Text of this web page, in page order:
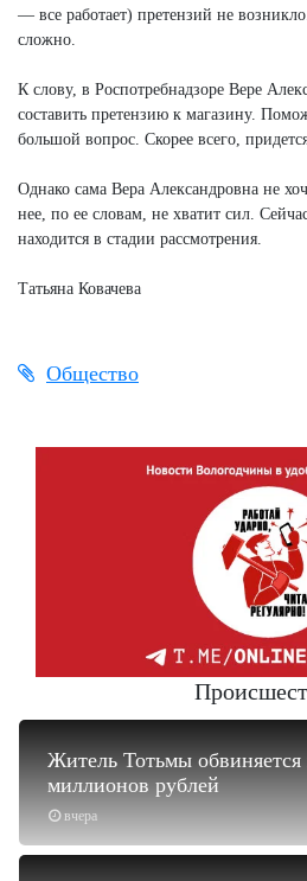
— все работает) претензий не
сложно.
К слову, в Роспотребнадзоре Вере
составить претензию к магазину.
большой вопрос. Скорее всего,
Однако сама Вера Александровна не
нее, по ее словам, не хватит сил.
находится в стадии рассмотрения.
Татьяна Ковачева
Общество
вчера
Житель Тотьмы обвиняется
миллионов рублей